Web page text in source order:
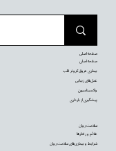
سلامت روان
علائم و رفتارها
شرایط و بیماری‌های سلامت روان
صفحه اصلی
صفحه اصلی
بیماری عروق کرونر قلب
عمل‌های زیبایی
واکسیناسیون
پیشگیری از بارداری